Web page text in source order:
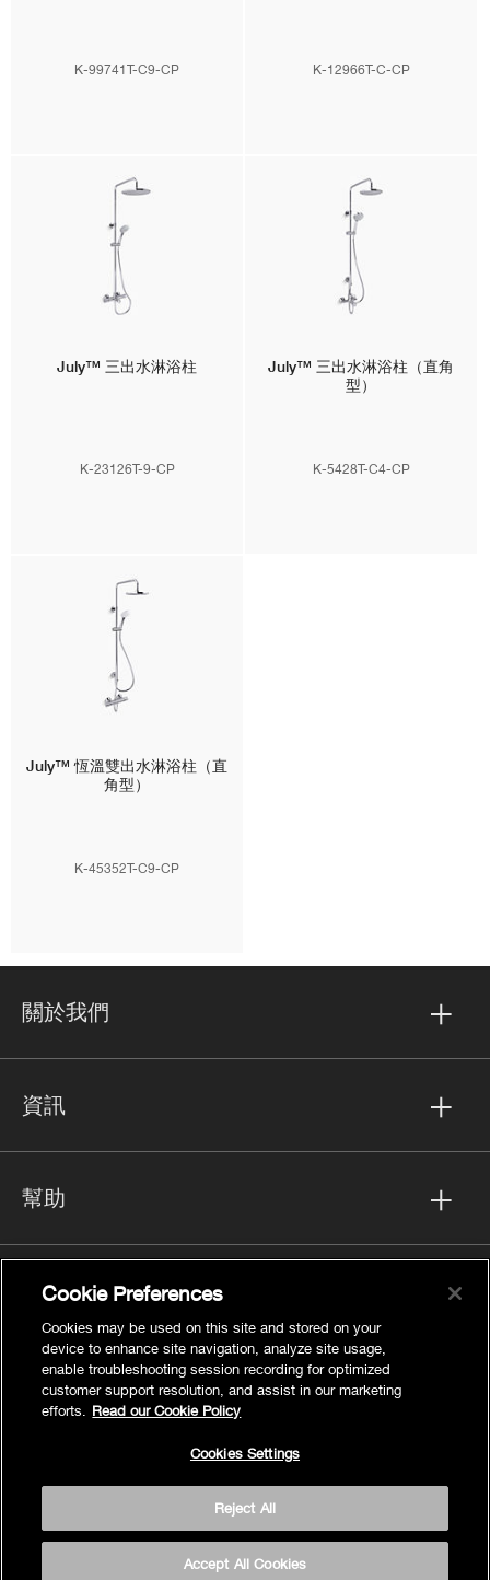
K-99741T-C9-CP K-12966T-C-CP
July™ 三出水淋浴柱
K-23126T-9-CP
July™ 三出水淋浴柱（直角
型）
K-5428T-C4-CP
July™ 恆溫雙出水淋浴柱（直
角型）
K-45352T-C9-CP
關於我們
資訊
幫助
FOLLOW US
隱私
法律聲明
條款
Cookie Preferences
Cookies may be used on this site and stored on your
device to enhance site navigation, analyze site usage,
enable troubleshooting session recording for optimized
customer support resolution, and assist in our marketing
efforts.
Read our Cookie Policy
Cookies Settings
Reject All
Accept All Cookies